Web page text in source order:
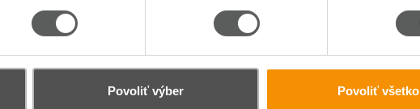
Povoliť výber Povoliť všetko